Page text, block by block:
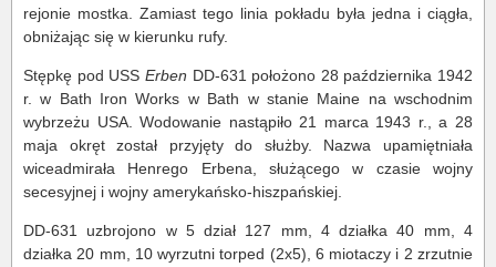
rejonie mostka. Zamiast tego linia pokładu była jedna i ciągła,
obniżając się w kierunku rufy.
Stępkę pod USS Erben DD-631 położono 28 października 1942
r. w Bath Iron Works w Bath w stanie Maine na wschodnim
wybrzeżu USA. Wodowanie nastąpiło 21 marca 1943 r., a 28
maja okręt został przyjęty do służby. Nazwa upamiętniała
wiceadmirała Henrego Erbena, służącego w czasie wojny
secesyjnej i wojny amerykańsko-hiszpańskiej.
DD-631 uzbrojono w 5 dział 127 mm, 4 działka 40 mm, 4
działka 20 mm, 10 wyrzutni torped (2x5), 6 miotaczy i 2 zrzutnie